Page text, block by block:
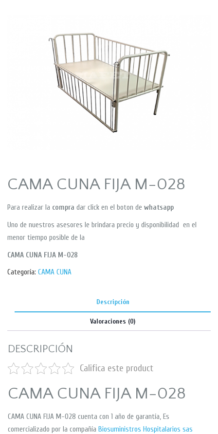
CAMA CUNA FIJA M-028
Para realizar la compra dar click en el boton de whatsapp
Uno de nuestros asesores le brindara precio y disponibilidad en el
menor tiempo posible de la
CAMA CUNA FIJA M-028
Categoría: CAMA CUNA
Descripción
Valoraciones (0)
DESCRIPCIÓN
Califica este product
CAMA CUNA FIJA M-028
CAMA CUNA FIJA M-028 cuenta con 1 año de garantía, Es
comercializado por la compañía Biosuministros Hospitalarios sas